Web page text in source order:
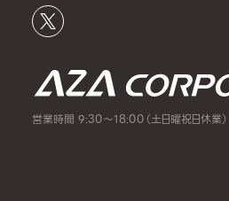
営業時間 9:30～18:00（土日曜祝日休業）